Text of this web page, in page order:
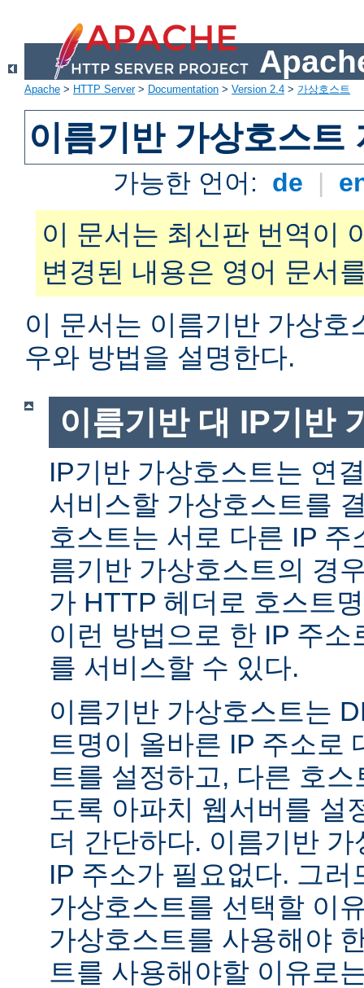
Apache > HTTP Server> Documentation > Version 2.4 > 가상호스트
이름기반 가상호스트
가능한 언어: de |
이 문서는 최신판 번역이
변경된 내용은 영어 문서
이 문서는 이름기반 가상호
우와 방법을 설명한다.
이름기반 대 IP기반
IP기반 가상호스트는 연
서비스할 가상호스트를
호스트는 서로 다른 IP
름기반 가상호스트의 경
가 HTTP 헤더로 호스트
이런 방법으로 한 IP 주
를 서비스할 수 있다.
이름기반 가상호스트는
트명이 올바른 IP 주소로
트를 설정하고, 다른 호
도록 아파치 웹서버를 설
더 간단하다. 이름기반
IP 주소가 필요없다. 그
가상호스트를 선택할 이
가상호스트를 사용해야
트를 사용해야할 이유로